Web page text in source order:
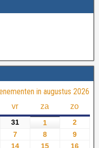
in augustus 2026
vr za zo
31 1
2
7 8
9
14 15
16